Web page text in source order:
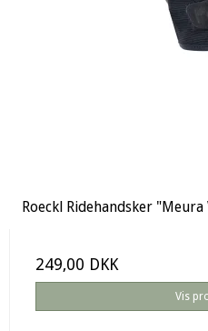
Roeckl Ridehandsker
249,00 DKK
Vis